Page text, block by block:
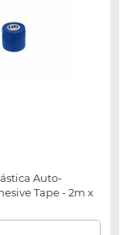
Auto-
Tape - 2m x